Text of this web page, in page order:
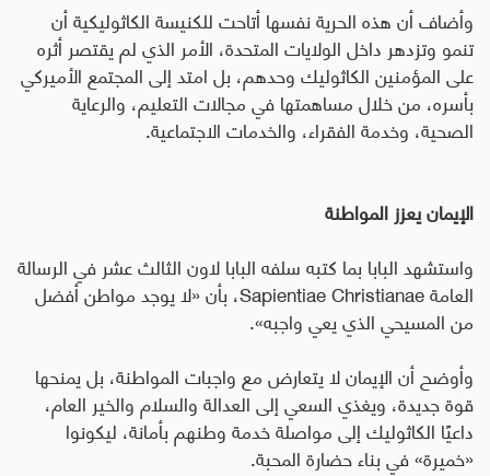
وأضاف أن هذه الحرية نفسها أتاحت للكنيسة الكاثوليكية أن
تنمو وتزدهر داخل الولايات المتحدة، الأمر الذي لم يقتصر أثره
على المؤمنين الكاثوليك وحدهم، بل امتد إلى المجتمع الأميركي
بأسره، من خلال مساهمتها في مجالات التعليم، والرعاية
الصحية، وخدمة الفقراء، والخدمات الاجتماعية.
الإيمان يعزز المواطنة
واستشهد البابا بما كتبه سلفه البابا لاون الثالث عشر في الرسالة
العامةSapientiae Christianae، بأن «لا يوجد مواطن أفضل
من المسيحي الذي يعي واجبه».
وأوضح أن الإيمان لا يتعارض مع واجبات المواطنة، بل يمنحها
قوة جديدة، ويغذي السعي إلى العدالة والسلام والخير العام،
داعيًا الكاثوليك إلى مواصلة خدمة وطنهم بأمانة، ليكونوا
«خميرة» في بناء حضارة المحبة.